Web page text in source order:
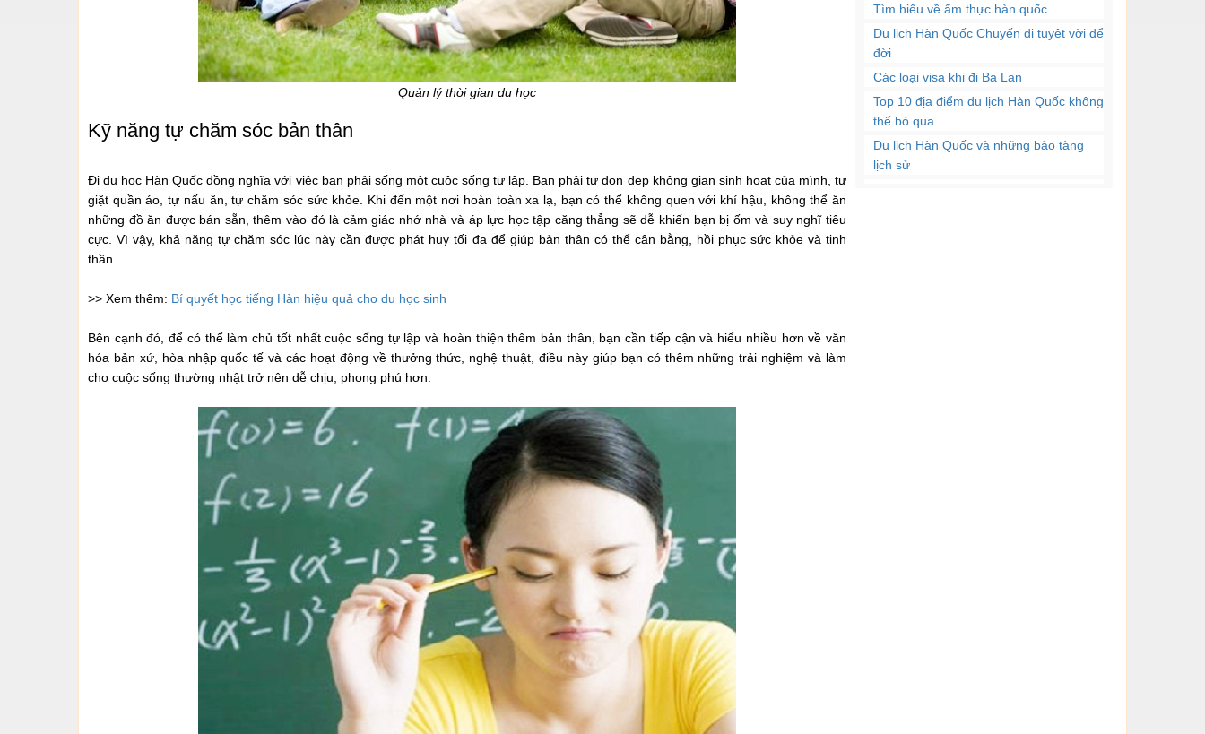
Quản lý thời gian du học
Kỹ năng tự chăm sóc bản thân
Đi du học Hàn Quốc đồng nghĩa với việc bạn phải sống một cuộc sống tự lập. Bạn phải tự dọn dẹp không gian sinh hoạt của mình, tự
giặt quần áo, tự nấu ăn, tự chăm sóc sức khỏe. Khi đến một nơi hoàn toàn xa lạ, bạn có thể không quen với khí hậu, không thể ăn
những đồ ăn được bán sẵn, thêm vào đó là cảm giác nhớ nhà và áp lực học tập căng thẳng sẽ dễ khiến bạn bị ốm và suy nghĩ tiêu
cực. Vì vậy, khả năng tự chăm sóc lúc này cần được phát huy tối đa để giúp bản thân có thể cân bằng, hồi phục sức khỏe và tinh
thần.
>> Xem thêm: Bí quyết học tiếng Hàn hiệu quả cho du học sinh
Bên cạnh đó, để có thể làm chủ tốt nhất cuộc sống tự lập và hoàn thiện thêm bản thân, bạn cần tiếp cận và hiểu nhiều hơn về văn
hóa bản xứ, hòa nhập quốc tế và các hoạt động về thưởng thức, nghệ thuật, điều này giúp bạn có thêm những trải nghiệm và làm
cho cuộc sống thường nhật trở nên dễ chịu, phong phú hơn.
Từ vựng có tầm quan
trọng đặc biệt đối với
Kỹ năng viết là một phần
Tìm hiểu về ẩm thực hàn quốc
​Du lịch Hàn Quốc Chuyến đi tuyệt vời để
đời
Các loại visa khi đi Ba Lan
Top 10 địa điểm du lịch Hàn Quốc không
thể bỏ qua
Du lịch Hàn Quốc và những bảo tàng
lịch sử